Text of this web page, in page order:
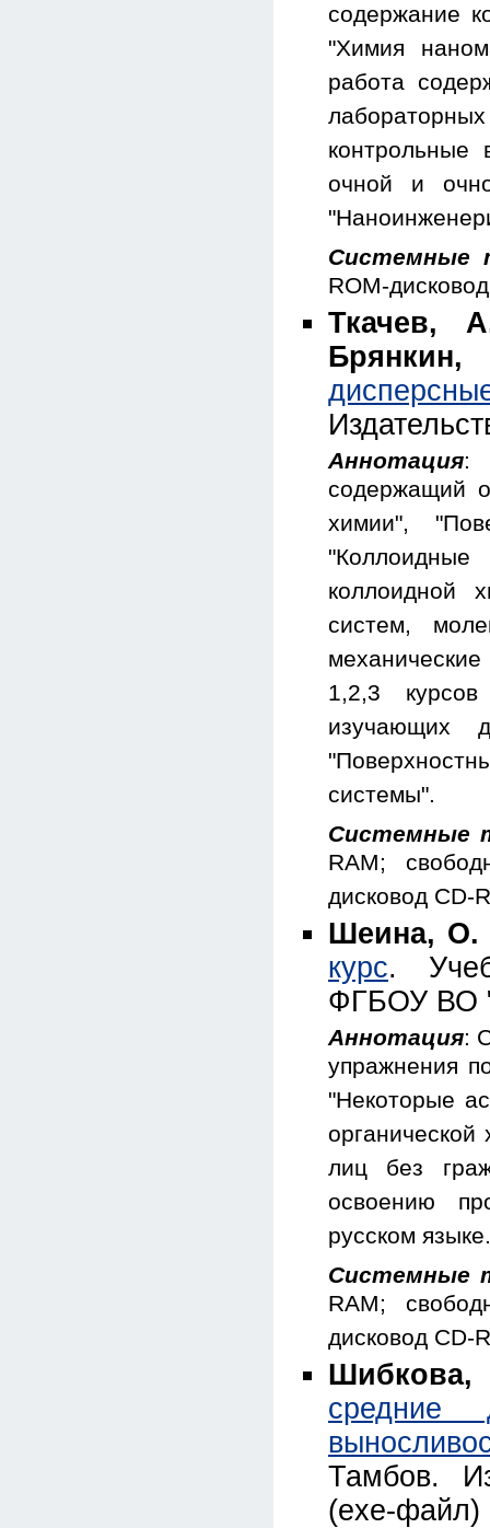
содержание
"Химия
работа
контрольные
очной и
Системные
ROM-
Ткачев,
Аннотация:
содержащий
химии",
коллоидной
систем,
1,2,3
изучающих
системы".
Системные
RAM;
дисковод
Шеина, О.
курс.
ФГБОУ ВО
Аннотация:
упражнения
"Некоторые
лиц без
освоению
русском языке.
Системные
RAM;
дисковод
Шибкова,
средние
Тамбов.
(exe-файл)